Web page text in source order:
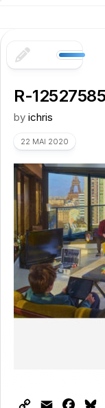
content
R-
by ichris
22 MAI 2020
Copy Email